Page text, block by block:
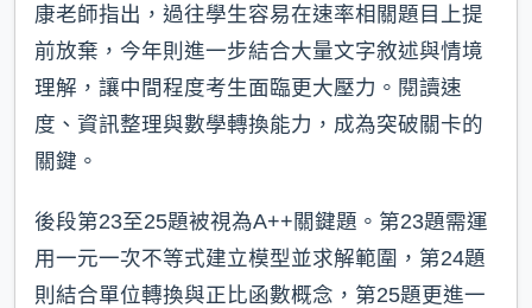
康老師指出，過往學生容易在速率相關題目上提
前放棄，今年則進一步結合大量文字敘述與情境
理解，讓中間程度考生面臨更大壓力。閱讀速
度、資訊整理與數學轉換能力，成為突破關卡的
關鍵。
後段第23至25題被視為A++關鍵題。第23題需運
用一元一次不等式建立模型並求解範圍，第24題
則結合單位轉換與正比函數概念，第25題更進一